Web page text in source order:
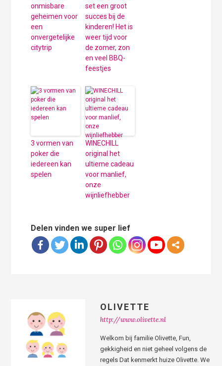
onmisbare
geheimen voor
een
onvergetelijke
citytrip
set een groot
succes bij de
kinderen! Het is
weer tijd voor
de zomer, zon
en veel BBQ-
feestjes
3 vormen van
poker die
iedereen kan
spelen
WINECHILL
original het
ultieme cadeau
voor manlief,
onze
wijnliefhebber
Delen vinden we super lief
OLIVETTE
http://www.olivette.nl
Welkom bij familie Olivette, Fun,
gekkigheid en niet geheel volgens de
regels Dat kenmerkt huize Olivette. We